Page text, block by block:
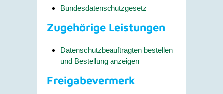
Bundesdatenschutzgesetz
Zugehörige Leistungen
Datenschutzbeauftragten bestellen
und Bestellung anzeigen
Freigabevermerk